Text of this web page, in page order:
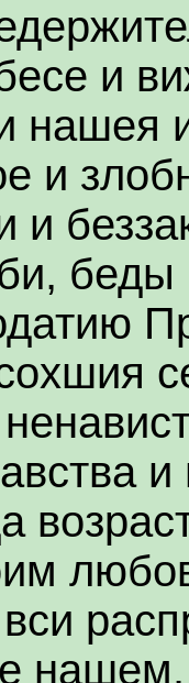
и
нашея
и
и
и